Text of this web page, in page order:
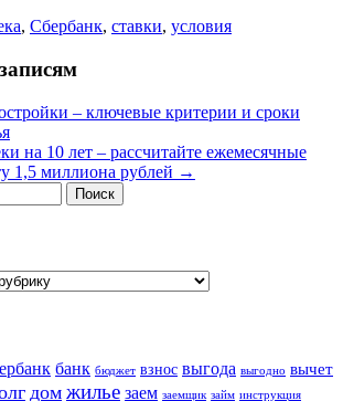
, Сбербанк, ставки, условия
– ключевые критерии и сроки
на 10 лет – рассчитайте ежемесячные
1,5 миллиона рублей →
банк бюджет взнос выгода выгодно вычет
дом жилье заем заемщик займ инструкция